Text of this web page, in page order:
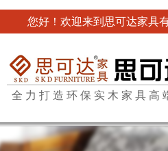
您好！欢迎来到思可达家具
全力打造环保实木家具高